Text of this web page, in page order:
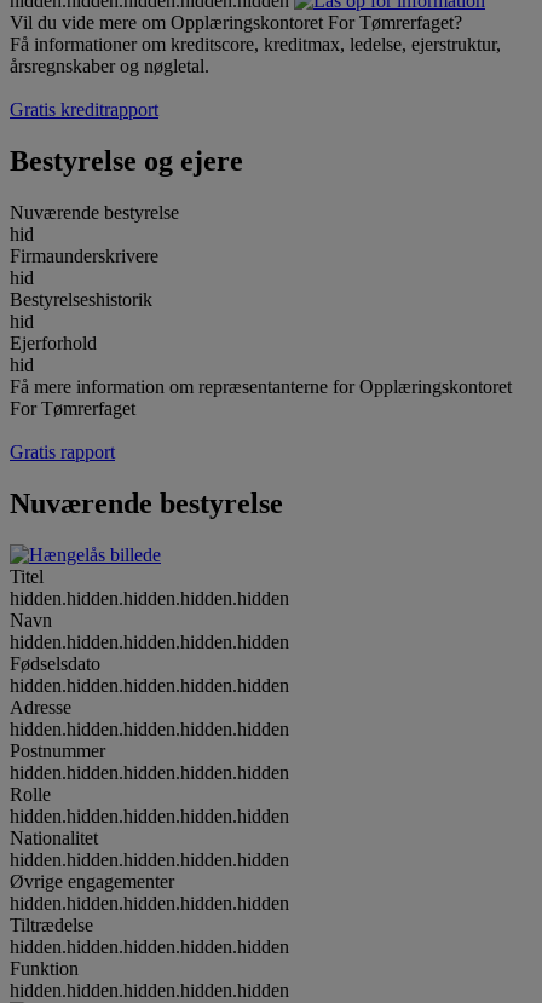
Vil du vide mere om Opplæringskontoret For Tømrerfaget?
Få informationer om kreditscore, kreditmax, ledelse, ejerstruktur,
årsregnskaber og nøgletal.
Gratis kreditrapport
Bestyrelse og ejere
Nuværende bestyrelse
hid
Firmaunderskrivere
hid
Bestyrelseshistorik
hid
Ejerforhold
hid
Få mere information om repræsentanterne for Opplæringskontoret
For Tømrerfaget
Gratis rapport
Nuværende bestyrelse
Titel
hidden.hidden.hidden.hidden.hidden
Navn
hidden.hidden.hidden.hidden.hidden
Fødselsdato
hidden.hidden.hidden.hidden.hidden
Adresse
hidden.hidden.hidden.hidden.hidden
Postnummer
hidden.hidden.hidden.hidden.hidden
Rolle
hidden.hidden.hidden.hidden.hidden
Nationalitet
hidden.hidden.hidden.hidden.hidden
Øvrige engagementer
hidden.hidden.hidden.hidden.hidden
Tiltrædelse
hidden.hidden.hidden.hidden.hidden
Funktion
hidden.hidden.hidden.hidden.hidden